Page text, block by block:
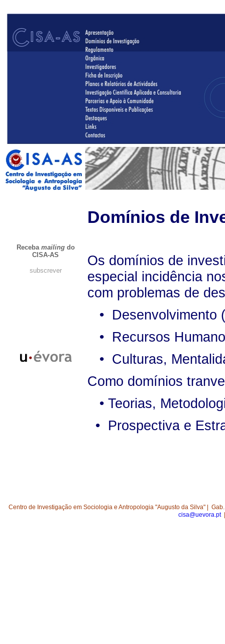
Receba mailingdo
CISA-AS
subscrever
Domínios de
Os domínios de
especial incidência
com problemas de
• Desenvolvimento
• Recursos
• Culturas,
Como domínios
• Teorias,
• Prospectiva e
Centro de Investigação em Sociologia e Antropologia "Augusto da Silva"
cisa@uevora.pt